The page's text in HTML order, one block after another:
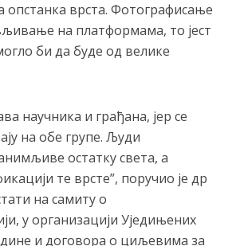
опстанка врста. Фотографисање
на платформама, то јест
би да буде од велике
научника и грађана, јер се
на обе групе. Људи
остатку света, а
те врсте”, поручио је др
на самиту о
у организацији Уједињених
и договора о циљевима за